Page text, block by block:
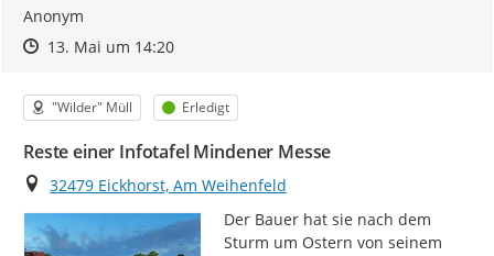
Anonym
Zeitpunkt des Erstellens
Zeitpunkt des Erstellens
13. Mai um 14:20Zur Äußerung
Kategorie
"Wilder" Müll Status
Erledigt
Reste einer Infotafel Mindener Messe
Ort
32479 Eickhorst, Am Weihenfeld
Der Bauer hat sie nach dem
Sturm um Ostern von seinem